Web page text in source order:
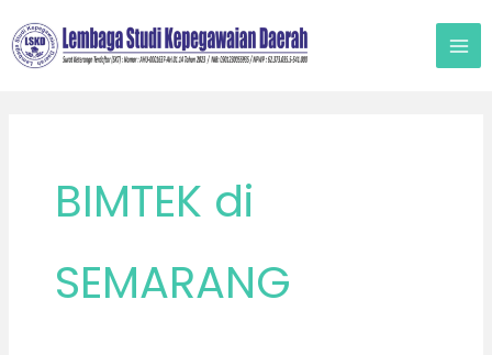
ke
konten
BIMTEK di
SEMARANG